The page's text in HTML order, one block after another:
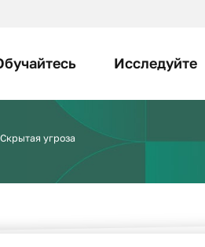
Исследуйте
Скрытая угроза